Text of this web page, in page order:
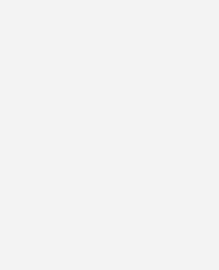
in Schamotte
Ausgabe
als PDF
Feingefühl und Kaminofen